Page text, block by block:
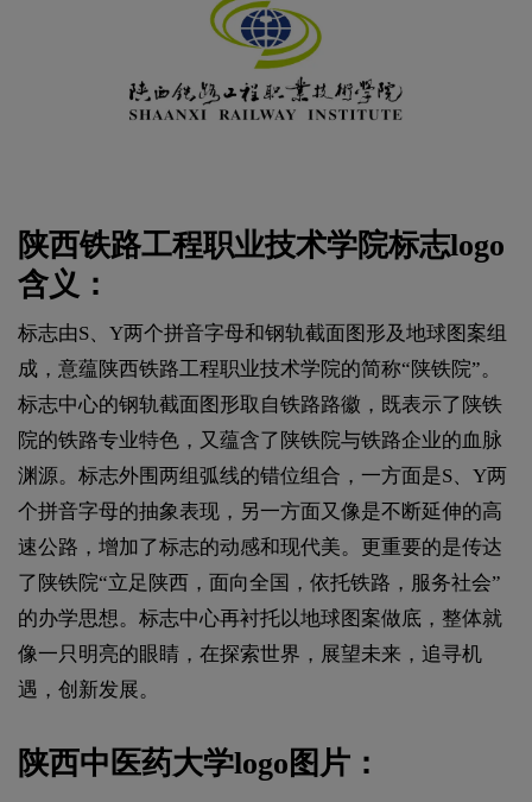
陕西铁路工程职业技术学院标志logo
含义：
标志由S、Y两个拼音字母和钢轨截面图形及地球图案组
成，意蕴陕西铁路工程职业技术学院的简称“陕铁院”。
标志中心的钢轨截面图形取自铁路路徽，既表示了陕铁
院的铁路专业特色，又蕴含了陕铁院与铁路企业的血脉
渊源。标志外围两组弧线的错位组合，一方面是S、Y两
个拼音字母的抽象表现，另一方面又像是不断延伸的高
速公路，增加了标志的动感和现代美。更重要的是传达
了陕铁院“立足陕西，面向全国，依托铁路，服务社会”
的办学思想。标志中心再衬托以地球图案做底，整体就
像一只明亮的眼睛，在探索世界，展望未来，追寻机
遇，创新发展。
陕西中医药大学logo图片：